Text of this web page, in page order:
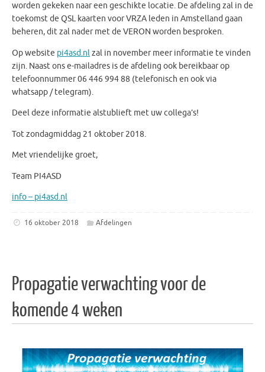
worden gekeken naar een geschikte locatie. De afdeling zal in de
toekomst de QSL kaarten voor VRZA leden in Amstelland gaan
beheren, dit zal nader met de VERON worden besproken.
Op website pi4asd.nlzal in november meer informatie te vinden
zijn. Naast ons e-mailadres is de afdeling ook bereikbaar op
telefoonnummer 06 446 994 88 (telefonisch en ook via
whatsapp / telegram).
Deel deze informatie alstublieft met uw collega’s!
Tot zondagmiddag 21 oktober 2018.
Met vriendelijke groet,
Team PI4ASD
info – pi4asd.nl
16 oktober 2018 Afdelingen
Propagatie verwachting voor de
komende 4 weken